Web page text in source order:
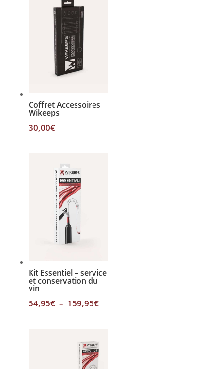
Coffret Accessoires
Wikeeps
30,00€
Kit Essentiel – service
et conservation du
vin
54,95€ – 159,95€Plage
54,95€
à